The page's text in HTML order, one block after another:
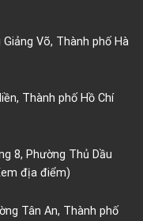
Võ, Thành phố Hà
Thành phố Hồ Chí
8, Phường Thủ Dầu
địa điểm)
Tân An, Thành phố